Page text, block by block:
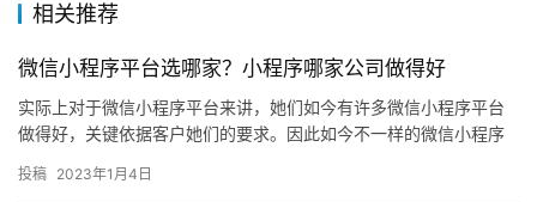
相关推荐
微信小程序平台选哪家？小程序哪家公司做得好
实际上对于微信小程序平台来讲，她们如今有许多微信小程序平台
做得好，关键依据客户她们的要求。因此如今不一样的微信小程序
信小程…
投稿 2023年1月4日